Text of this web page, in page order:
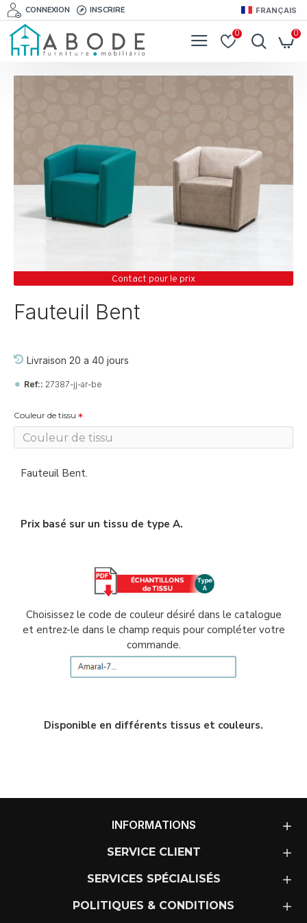
CONNEXION INSCRIRE FRANÇAIS
0 0
Contact pour le prix
Fauteuil Bent
Livraison 20 a 40 jours
Ref:: 27387-jj-ar-be
Couleur de tissu
Fauteuil Bent.
Prix basé sur un tissu de type A.
Choisissez le code de couleur désiré dans le catalogue
et entrez-le dans le champ requis pour compléter votre
commande.
Disponible en différents tissus et couleurs.
INFORMATIONS
SERVICE CLIENT
SERVICES SPÉCIALISÉS
POLITIQUES & CONDITIONS